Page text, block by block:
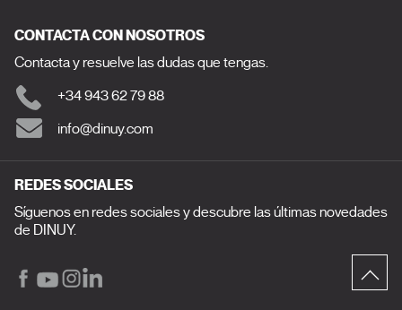
CONTACTA CON NOSOTROS
Contacta y resuelve las dudas que tengas.
+34 943 62 79 88
info@dinuy.com
REDES SOCIALES
Síguenos en redes sociales y descubre las últimas novedades
de DINUY.